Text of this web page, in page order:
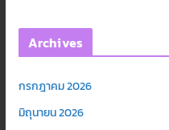
Archives
กรกฎาคม 2026
มิถุนายน 2026